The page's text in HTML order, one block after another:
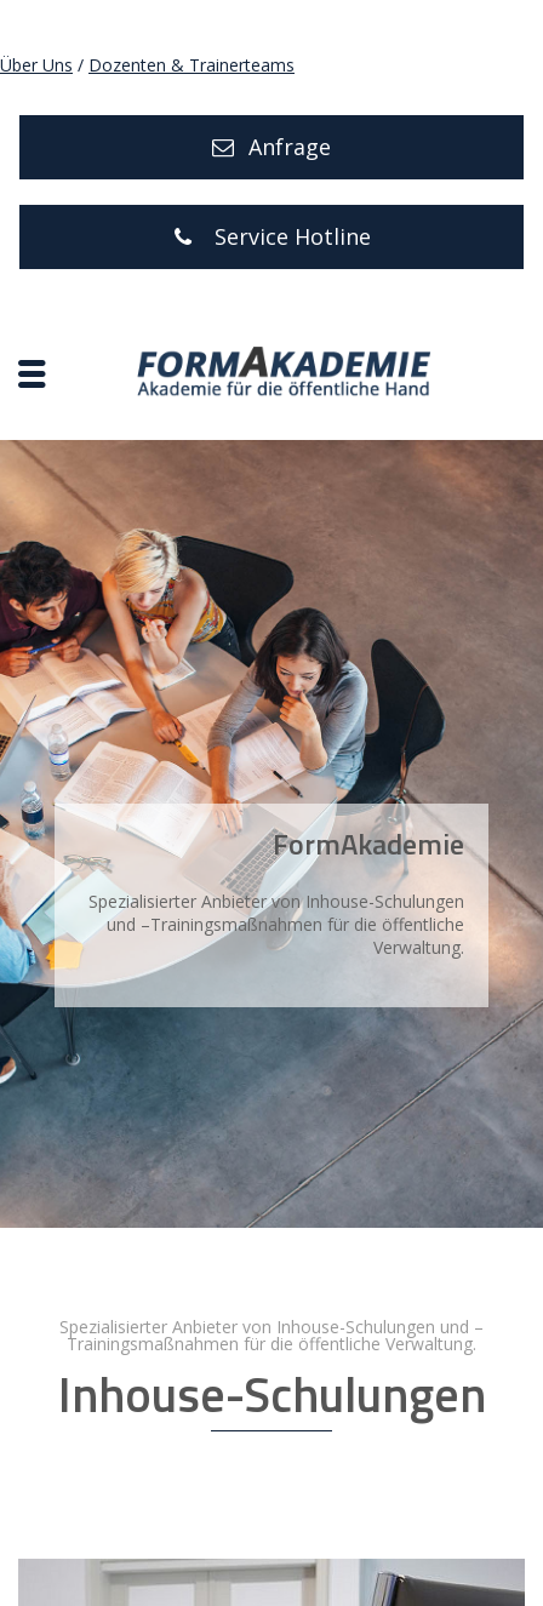
Über Uns / Dozenten & Trainerteams
Anfrage
Service Hotline
FormAkademie
Spezialisierter Anbieter von Inhouse-Schulungen
und –Trainingsmaßnahmen für die öffentliche
Verwaltung.
Spezialisierter Anbieter von Inhouse-Schulungen und –
Trainingsmaßnahmen für die öffentliche Verwaltung.
Inhouse-Schulungen